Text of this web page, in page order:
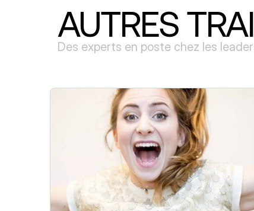
AUTRES
Des experts en poste chez les